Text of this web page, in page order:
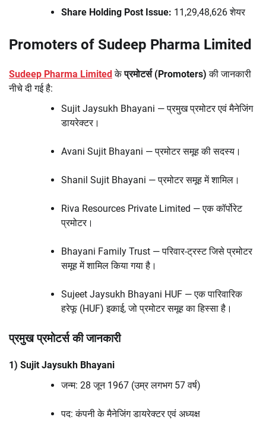
Share Holding Post Issue: 11,29,48,626 शेयर
Promoters of Sudeep Pharma Limited
Sudeep Pharma Limited केप्रमोटर्स (Promoters) की जानकारी
नीचे दी गई है:
Sujit Jaysukh Bhayani — प्रमुख प्रमोटर एवं मैनेजिंग
डायरेक्टर।
Avani Sujit Bhayani — प्रमोटर समूह की सदस्य।
Shanil Sujit Bhayani — प्रमोटर समूह में शामिल।
Riva Resources Private Limited — एक कॉर्पोरेट
प्रमोटर।
Bhayani Family Trust — परिवार-ट्रस्ट जिसे प्रमोटर
समूह में शामिल किया गया है।
Sujeet Jaysukh Bhayani HUF — एक पारिवारिक
हरेफू (HUF) इकाई, जो प्रमोटर समूह का हिस्सा है।
प्रमुख प्रमोटर्स की जानकारी
1) Sujit Jaysukh Bhayani
जन्म: 28 जून 1967 (उम्र लगभग 57 वर्ष)
पद: कंपनी के मैनेजिंग डायरेक्टर एवं अध्यक्ष